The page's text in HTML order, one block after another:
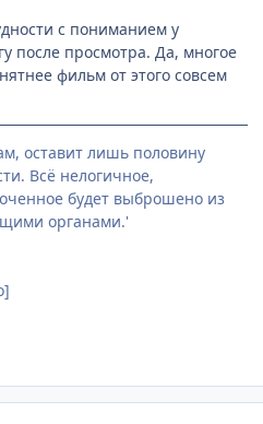
с пониманием у
после просмотра. Да, многое
фильм от этого совсем
оставит лишь половину
Всё нелогичное,
будет выброшено из
органами.'